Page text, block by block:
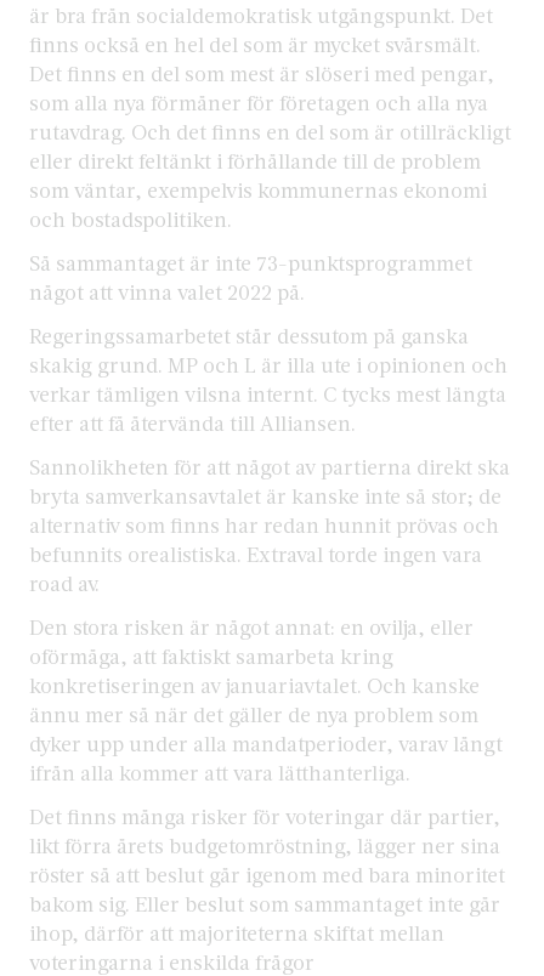
är bra från socialdemokratisk utgångspunkt. Det
finns också en hel del som är mycket svårsmält.
Det finns en del som mest är slöseri med pengar,
som alla nya förmåner för företagen och alla nya
rutavdrag. Och det finns en del som är otillräckligt
eller direkt feltänkt i förhållande till de problem
som väntar, exempelvis kommunernas ekonomi
och bostadspolitiken.
Så sammantaget är inte 73-punktsprogrammet
något att vinna valet 2022 på.
Regeringssamarbetet står dessutom på ganska
skakig grund. MP och L är illa ute i opinionen och
verkar tämligen vilsna internt. C tycks mest längta
efter att få återvända till Alliansen.
Sannolikheten för att något av partierna direkt ska
bryta samverkansavtalet är kanske inte så stor; de
alternativ som finns har redan hunnit prövas och
befunnits orealistiska. Extraval torde ingen vara
road av.
Den stora risken är något annat: en ovilja, eller
oförmåga, att faktiskt samarbeta kring
konkretiseringen av januariavtalet. Och kanske
ännu mer så när det gäller de nya problem som
dyker upp under alla mandatperioder, varav långt
ifrån alla kommer att vara lätthanterliga.
Det finns många risker för voteringar där partier,
likt förra årets budgetomröstning, lägger ner sina
röster så att beslut går igenom med bara minoritet
bakom sig. Eller beslut som sammantaget inte går
ihop, därför att majoriteterna skiftat mellan
voteringarna i enskilda frågor